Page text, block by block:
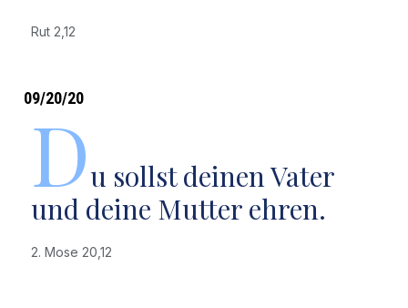
Rut 2,12
09/20/20
Du sollst deinen Vater
und deine Mutter ehren.
2. Mose 20,12